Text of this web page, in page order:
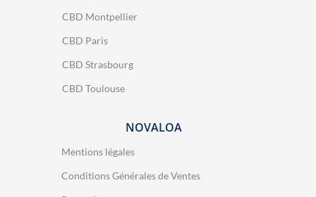
CBD Montpellier
CBD Paris
CBD Strasbourg
CBD Toulouse
NOVALOA
Mentions légales
Conditions Générales de Ventes